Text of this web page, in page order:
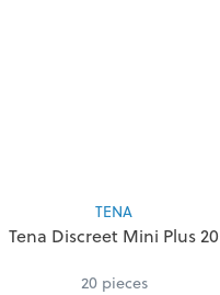
TENA
Tena Discreet Mini Plus 20
20 pieces